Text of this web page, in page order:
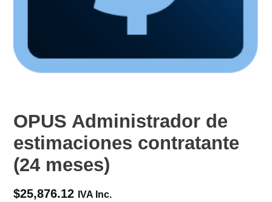
OPUS Administrador de
estimaciones contratante
(24 meses)
$25,876.12 IVA Inc.